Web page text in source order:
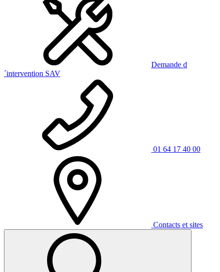
Demande d
´intervention SAV
01 64 17 40 00
Contacts et sites